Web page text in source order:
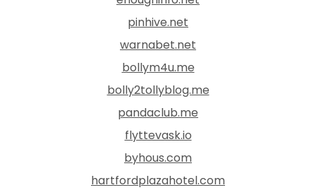
pinhive.net
warnabet.net
bollym4u.me
bolly2tollyblog.me
pandaclub.me
flyttevask.io
byhous.com
hartfordplazahotel.com